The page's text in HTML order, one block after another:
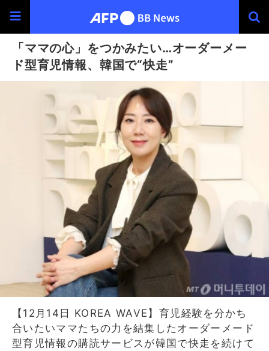
「ママの心」をつかみたい…オーダーメー
ド型育児情報、韓国で“快走”
【12月14日 KOREA WAVE】育児経験を分かち
合いたいママたちの力を結集したオーダーメード
型育児情報の購読サービスが韓国で快走を続けて